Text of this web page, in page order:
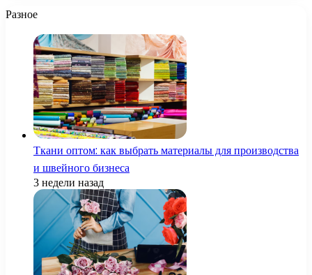
Разное
Ткани оптом: как выбрать материалы для производства
и швейного бизнеса
3 недели назад